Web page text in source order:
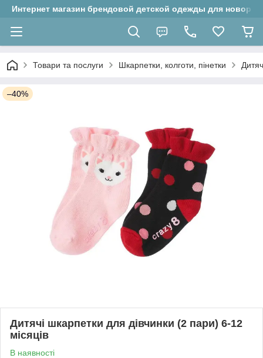
Интернет магазин брендовой детской одежды для
Товари та послуги Шкарпетки, колготи, пінетки
–40%
Дитячі шкарпетки для дівчинки (2 пари) 6-12
місяців
В наявності